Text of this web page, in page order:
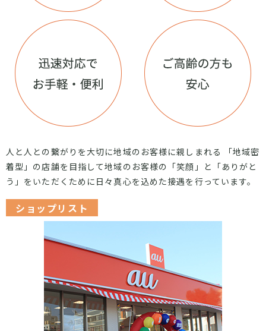
人と人との繋がりを大切に地域のお客様に親しまれる 「地域密
着型」の店舗を目指して地域のお客様の「笑顔」と「ありがと
う」をいただくために日々真心を込めた接遇を行っています。
ショップリスト